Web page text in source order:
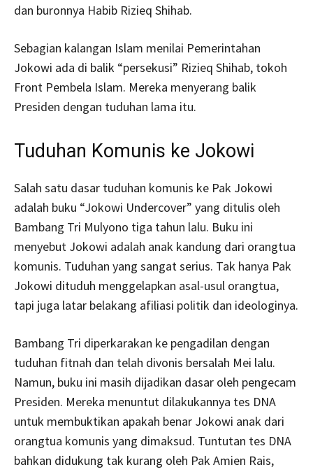
dan buronnya Habib Rizieq Shihab.
Sebagian kalangan Islam menilai Pemerintahan
Jokowi ada di balik “persekusi” Rizieq Shihab, tokoh
Front Pembela Islam. Mereka menyerang balik
Presiden dengan tuduhan lama itu.
Tuduhan Komunis ke Jokowi
Salah satu dasar tuduhan komunis ke Pak Jokowi
adalah buku “Jokowi Undercover” yang ditulis oleh
Bambang Tri Mulyono tiga tahun lalu. Buku ini
menyebut Jokowi adalah anak kandung dari orangtua
komunis. Tuduhan yang sangat serius. Tak hanya Pak
Jokowi dituduh menggelapkan asal-usul orangtua,
tapi juga latar belakang afiliasi politik dan ideologinya.
Bambang Tri diperkarakan ke pengadilan dengan
tuduhan fitnah dan telah divonis bersalah Mei lalu.
Namun, buku ini masih dijadikan dasar oleh pengecam
Presiden. Mereka menuntut dilakukannya tes DNA
untuk membuktikan apakah benar Jokowi anak dari
orangtua komunis yang dimaksud. Tuntutan tes DNA
bahkan didukung tak kurang oleh Pak Amien Rais,